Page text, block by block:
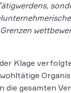
Klage
die gesamten